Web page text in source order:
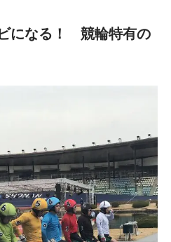
になる！ 競輪特有の